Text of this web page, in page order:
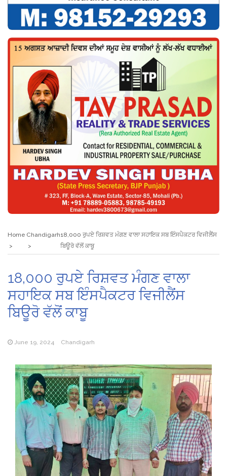
Home Chandigarh18,000 ਰੁਪਏ ਰਿਸ਼ਵਤ ਮੰਗਣ ਵਾਲਾ ਸਹਾਇਕ ਸਬ ਇੰਸਪੈਕਟਰ ਵਿਜੀਲੈਂਸ
ਬਿਊਰੋ ਵੱਲੋਂ ਕਾਬੂ
18,000 ਰੁਪਏ ਰਿਸ਼ਵਤ ਮੰਗਣ ਵਾਲਾ
ਸਹਾਇਕ ਸਬ ਇੰਸਪੈਕਟਰ ਵਿਜੀਲੈਂਸ
ਬਿਊਰੋ ਵੱਲੋਂ ਕਾਬੂ
June 19, 2024 Chandigarh